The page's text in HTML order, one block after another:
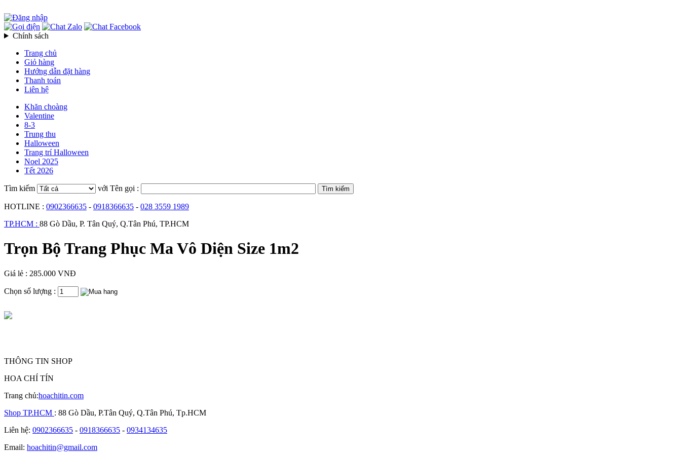
Chính sách
Trang chủ
Giỏ hàng
Hướng dẫn đặt hàng
Thanh toán
Liên hệ
Khăn choàng
Valentine
8-3
Trung thu
Halloween
Trang trí Halloween
Noel 2025
Tết 2026
Tìm kiếm với Tên gọi :
HOTLINE : 0902366635 - 0918366635 - 028 3559 1989
TP.HCM : 88 Gò Dầu, P. Tân Quý, Q.Tân Phú, TP.HCM
Trọn Bộ Trang Phục Ma Vô Diện Size 1m2
Giá lẻ : 285.000 VNĐ
Chọn số lượng :
THÔNG TIN SHOP
HOA CHÍ TÍN
Trang chủ:hoachitin.com
Shop TP.HCM : 88 Gò Dầu, P.Tân Quý, Q.Tân Phú, Tp.HCM
Liên hệ: 0902366635 - 0918366635 - 0934134635
Email: hoachitin@gmail.com